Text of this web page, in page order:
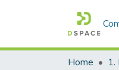
Home 1.